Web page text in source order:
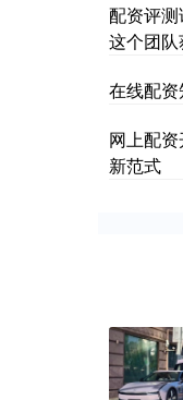
配资评
这个团
在线配资
网上配
新范式